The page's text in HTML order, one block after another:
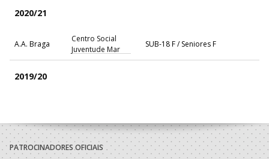
2020/21
A.A. Braga
Centro Social
Juventude Mar
SUB-18 F / Seniores F
2019/20
2018/19
PATROCINADORES OFICIAIS